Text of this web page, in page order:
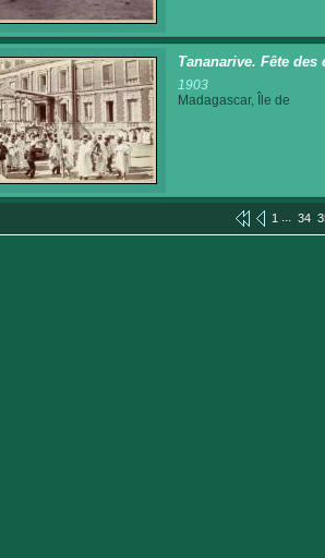
Tananarive. Fête des
1903
Madagascar, Île de
1 ... 34